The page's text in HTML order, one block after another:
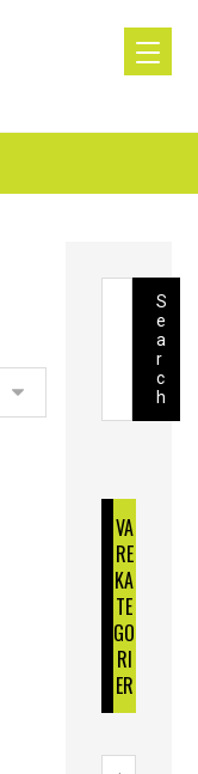
S
e
a
r
c
h
VA
RE
KA
TE
GO
RI
ER